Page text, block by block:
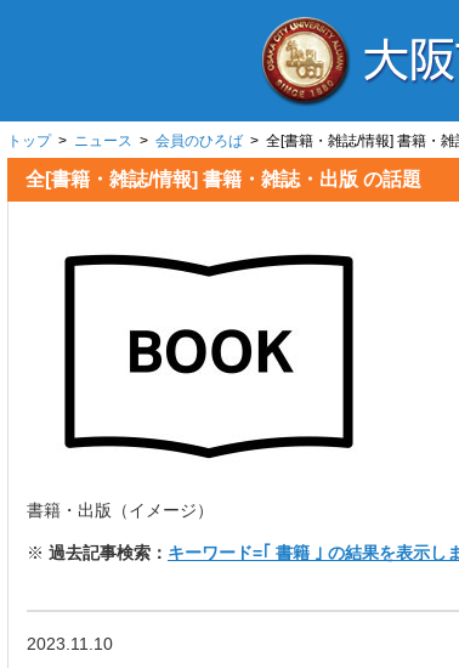
トップ> ニュース > 会員のひろば > 全[書籍・雑誌/情報]
全[書籍・雑誌/情報] 書籍・雑誌・
書籍・出版（イメージ）
※ 過去記事検索： キーワード=｢ 書籍 ｣ の結果を表示しま
2023.11.10